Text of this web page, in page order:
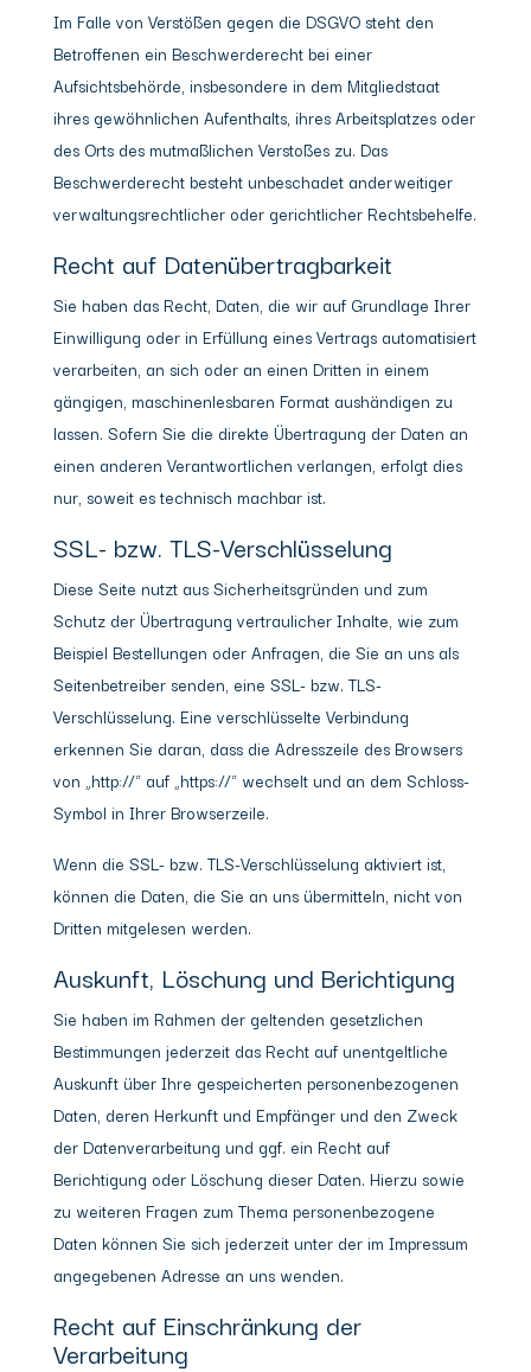
Im Falle von Verstößen gegen die DSGVO steht den
Betroffenen ein Beschwerderecht bei einer
Aufsichtsbehörde, insbesondere in dem Mitgliedstaat
ihres gewöhnlichen Aufenthalts, ihres Arbeitsplatzes oder
des Orts des mutmaßlichen Verstoßes zu. Das
Beschwerderecht besteht unbeschadet anderweitiger
verwaltungsrechtlicher oder gerichtlicher Rechtsbehelfe.
Recht auf Daten­übertrag­barkeit
Sie haben das Recht, Daten, die wir auf Grundlage Ihrer
Einwilligung oder in Erfüllung eines Vertrags automatisiert
verarbeiten, an sich oder an einen Dritten in einem
gängigen, maschinenlesbaren Format aushändigen zu
lassen. Sofern Sie die direkte Übertragung der Daten an
einen anderen Verantwortlichen verlangen, erfolgt dies
nur, soweit es technisch machbar ist.
SSL- bzw. TLS-Verschlüsselung
Diese Seite nutzt aus Sicherheitsgründen und zum
Schutz der Übertragung vertraulicher Inhalte, wie zum
Beispiel Bestellungen oder Anfragen, die Sie an uns als
Seitenbetreiber senden, eine SSL- bzw. TLS-
Verschlüsselung. Eine verschlüsselte Verbindung
erkennen Sie daran, dass die Adresszeile des Browsers
von „http://“ auf „https://“ wechselt und an dem Schloss-
Symbol in Ihrer Browserzeile.
Wenn die SSL- bzw. TLS-Verschlüsselung aktiviert ist,
können die Daten, die Sie an uns übermitteln, nicht von
Dritten mitgelesen werden.
Auskunft, Löschung und Berichtigung
Sie haben im Rahmen der geltenden gesetzlichen
Bestimmungen jederzeit das Recht auf unentgeltliche
Auskunft über Ihre gespeicherten personenbezogenen
Daten, deren Herkunft und Empfänger und den Zweck
der Datenverarbeitung und ggf. ein Recht auf
Berichtigung oder Löschung dieser Daten. Hierzu sowie
zu weiteren Fragen zum Thema personenbezogene
Daten können Sie sich jederzeit unter der im Impressum
angegebenen Adresse an uns wenden.
Recht auf Einschränkung der
Verarbeitung